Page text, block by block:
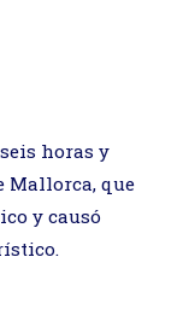
horas y
Mallorca, que
y causó